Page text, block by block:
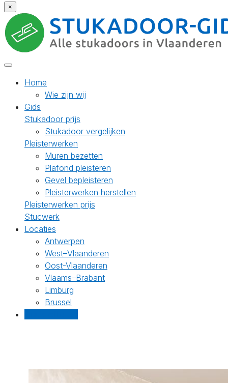
×
Home
Wie zijn wij
Gids
Stukadoor prijs
Stukadoor vergelijken
Pleisterwerken
Muren bezetten
Plafond pleisteren
Gevel bepleisteren
Pleisterwerken herstellen
Pleisterwerken prijs
Stucwerk
Locaties
Antwerpen
West–Vlaanderen
Oost-Vlaanderen
Vlaams–Brabant
Limburg
Brussel